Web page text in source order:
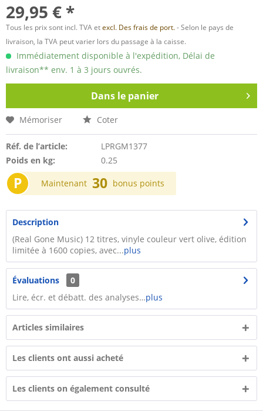
29,95 € *
Tous les prix sont incl. TVA etexcl. Des frais de port.- Selon le pays de
livraison, la TVA peut varier lors du passage à la caisse.
Immédiatement disponible à l'expédition, Délai de
livraison** env. 1 à 3 jours ouvrés.
Dans le panier
Mémoriser Coter
Réf. de l’article:
LPRGM1377
Poids en kg:
0.25
P Maintenant 30 bonus points
Description
(Real Gone Music) 12 titres, vinyle couleur vert olive, édition
limitée à 1600 copies, avec...plus
Évaluations
0
Lire, écr. et débatt. des analyses…plus
Articles similaires
Les clients ont aussi acheté
Les clients on également consulté